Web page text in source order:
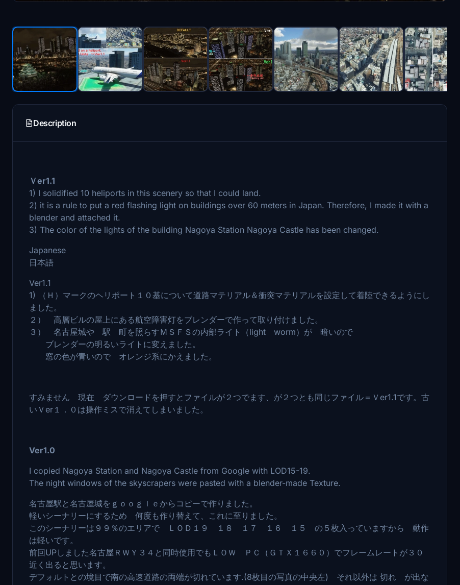
Description
Ｖer1.1
1) I solidified 10 heliports in this scenery so that I could land.
2) it is a rule to put a red flashing light on buildings over 60 meters in Japan. Therefore, I made it with a
blender and attached it.
3) The color of the lights of the building Nagoya Station Nagoya Castle has been changed.
Japanese
日本語
Ver1.1
1) （Ｈ）マークのヘリポート１０基について道路マテリアル＆衝突マテリアルを設定して着陸できるようにし
ました。
２） 高層ビルの屋上にある航空障害灯をブレンダーで作って取り付けました。
３） 名古屋城や 駅 町を照らすＭＳＦＳの内部ライト（light worm）が 暗いので
ブレンダーの明るいライトに変えました。
窓の色が青いので オレンジ系にかえました。
すみません 現在 ダウンロードを押すとファイルが２つでます、が２つとも同じファイル＝Ｖer1.1です。古
いＶer１．０は操作ミスで消えてしまいました。
Ver1.0
I copied Nagoya Station and Nagoya Castle from Google with LOD15-19.
The night windows of the skyscrapers were pasted with a blender-made Texture.
名古屋駅と名古屋城をｇｏｏｇｌｅからコピーで作りました。
軽いシーナリーにするため 何度も作り替えて、これに至りました。
このシーナリーは９９％のエリアで ＬＯＤ１９ １８ １７ １６ １５ の５枚入っていますから 動作
は軽いです。
前回UPしました名古屋ＲＷＹ３４と同時使用でもＬＯＷ ＰＣ（ＧＴＸ１６６０）でフレームレートが３０
近く出ると思います。
デフォルトとの境目で南の高速道路の両端が切れています.(8枚目の写真の中央左) それ以外は 切れ が出な